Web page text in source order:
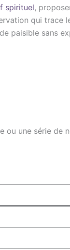
spirituel,
qui trace
paisible sans
une série de